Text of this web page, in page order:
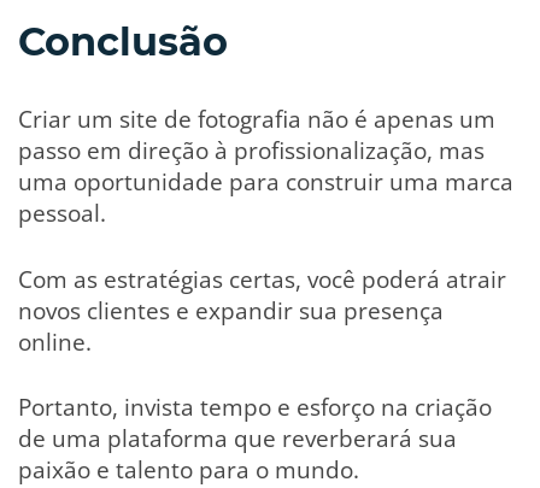
Conclusão
Criar um site de fotografia não é apenas um
passo em direção à profissionalização, mas
uma oportunidade para construir uma marca
pessoal.
Com as estratégias certas, você poderá atrair
novos clientes e expandir sua presença
online.
Portanto, invista tempo e esforço na criação
de uma plataforma que reverberará sua
paixão e talento para o mundo.